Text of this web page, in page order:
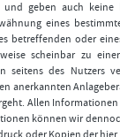
geben auch
eines
betreffenden oder
scheinbar zu
seitens des Nutzers
anerkannten
Allen
können wir